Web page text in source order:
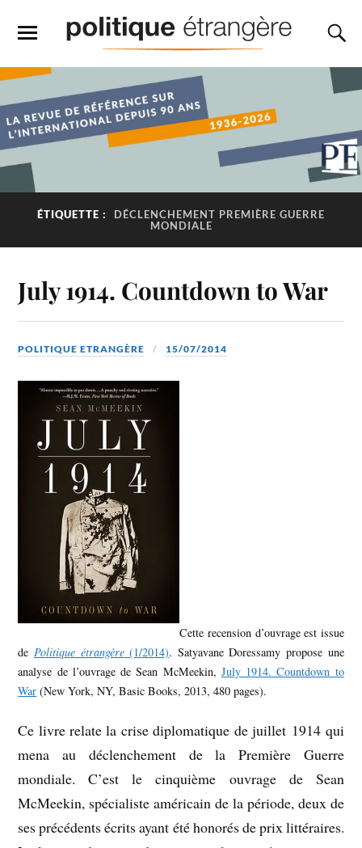
ÉTIQUETTE :
DÉCLENCHEMENT PREMIÈRE GUERRE
MONDIALE
July 1914. Countdown to War
POLITIQUE ETRANGÈRE 15/07/2014
Cette recension d’ouvrage est issue
de Politique étrangère(1/2014). Satyavane Doressamy propose une
analyse de l’ouvrage de Sean McMeekin, July 1914. Countdown to
War (New York, NY, Basic Books, 2013, 480 pages).
Ce livre relate la crise diplomatique de juillet 1914 qui
mena au déclenchement de la Première Guerre
mondiale. C’est le cinquième ouvrage de Sean
McMeekin, spécialiste américain de la période, deux de
ses précédents écrits ayant été honorés de prix littéraires.